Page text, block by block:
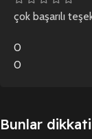
çok başarılı
0
0
Bunlar